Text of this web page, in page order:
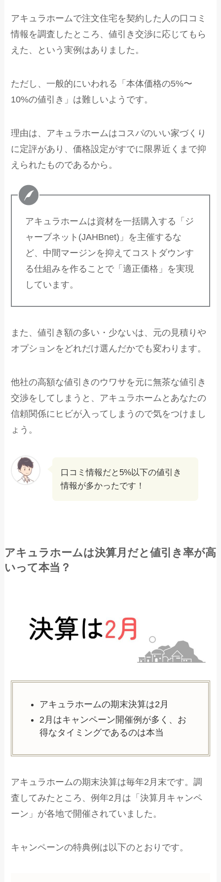
アキュラホームで注文住宅を契約した人の口コミ
情報を調査したところ、値引き交渉に応じてもら
えた、という実例はありました。
ただし、一般的にいわれる「本体価格の5%〜
10%の値引き」は難しいようです。
理由は、アキュラホームはコスパのいい家づくり
に定評があり、価格設定がすでに限界近くまで抑
えられたものであるから。
アキュラホームは資材を一括購入する「ジ
ャーブネット(JAHBnet)」を主催するな
ど、中間マージンを抑えてコストダウンす
る仕組みを作ることで「適正価格」を実現
しています。
また、値引き額の多い・少ないは、元の見積りや
オプションをどれだけ選んだかでも変わります。
他社の高額な値引きのウワサを元に無茶な値引き
交渉をしてしまうと、アキュラホームとあなたの
信頼関係にヒビが入ってしまうので気をつけまし
ょう。
口コミ情報だと5%以下の値引き
情報が多かったです！
アキュラホームは決算月だと値引き率が高
いって本当？
アキュラホームの期末決算は2月
2月はキャンペーン開催例が多く、お
得なタイミングであるのは本当
アキュラホームの期末決算は毎年2月末です。調
査してみたところ、例年2月は「決算月キャンペ
ーン」が各地で開催されていました。
キャンペーンの特典例は以下のとおりです。